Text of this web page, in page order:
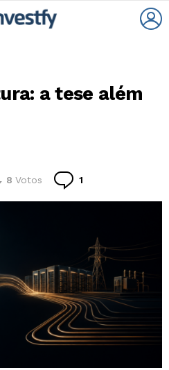
a tese além
8 Votos 1